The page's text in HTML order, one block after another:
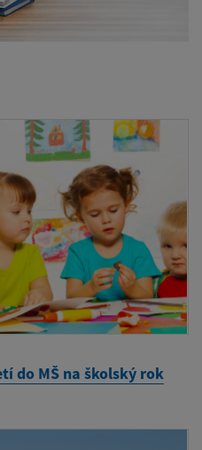
do MŠ na školský rok